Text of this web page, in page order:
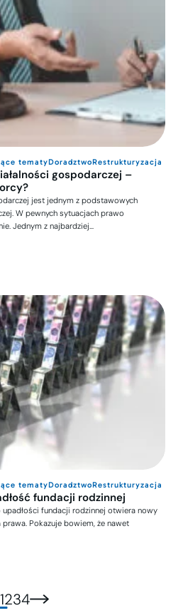
tematyDoradztwoRestrukturyzacja
gospodarczej –
jest jednym z podstawowych
W pewnych sytuacjach prawo
Jednym z najbardziej…
tematyDoradztwoRestrukturyzacja
fundacji rodzinnej
upadłości fundacji rodzinnej otwiera nowy
Pokazuje bowiem, że nawet
Stronicowanie
1234